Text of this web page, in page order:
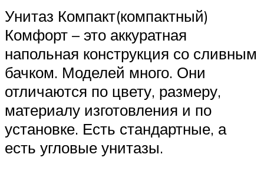
Унитаз Компакт(компактный)
Комфорт – это аккуратная
напольная конструкция со сливным
бачком. Моделей много. Они
отличаются по цвету, размеру,
материалу изготовления и по
установке. Есть стандартные, а
есть угловые унитазы.